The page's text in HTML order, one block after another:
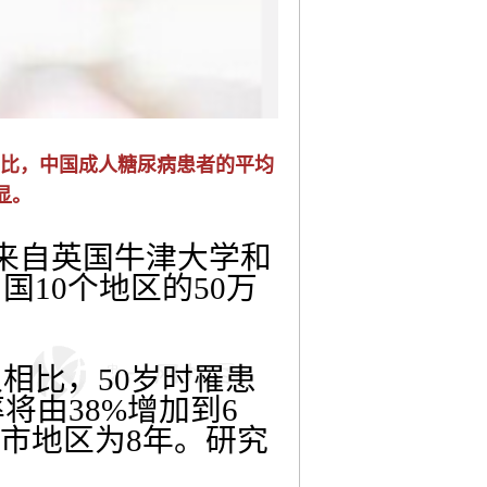
，中国成人糖尿病患者的平均
自英国牛津大学和
10个地区的50万
比，50岁时罹患
由38%增加到6
地区为8年。研究